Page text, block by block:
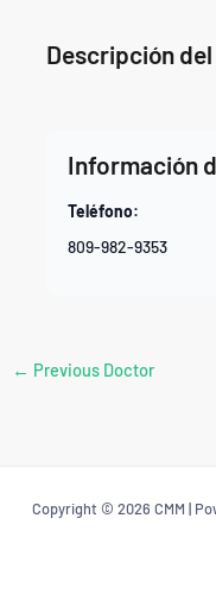
Información
Teléfono:
809-982-9353
Descripción
← Previous Doctor
Copyright © 2026 CMM |